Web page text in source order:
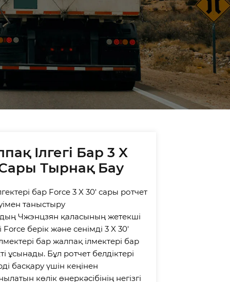
Шексіз бау
Force Rigging is one of the
famous China Endless
Endless Strap suppliers. If
you trust us, please
Ілгегі Бар 3 X
Тырнақ Бау
бар Force 3 X 30' сары ротчет
таныстыру
Чжэнцзян қаласының жетекші
Force берік және сенімді 3 X 30'
бар жалпақ ілмектері бар
ұсынады. Бұл ротчет белдіктері
басқару үшін кеңінен
көлік өнеркәсібінің негізгі